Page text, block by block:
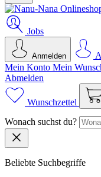
Jobs
Anmelden
Mein Konto Mein
Abmelden
Wunschzettel
Wonach suchst du?
Beliebte Suchbegriffe